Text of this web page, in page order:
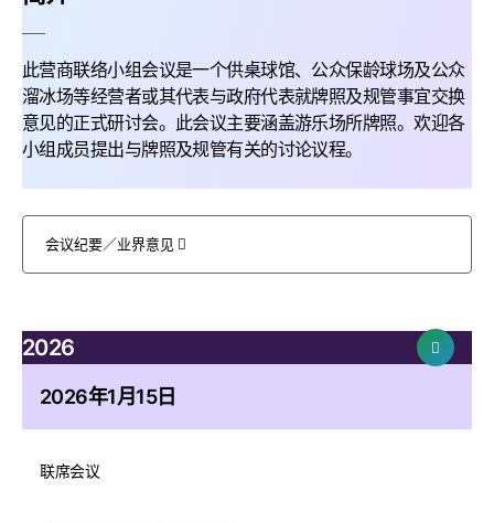
此营商联络小组会议是一个供桌球馆、公众保龄球场及公众
溜冰场等经营者或其代表与政府代表就牌照及规管事宜交换
意见的正式研讨会。此会议主要涵盖游乐场所牌照。欢迎各
小组成员提出与牌照及规管有关的讨论议程。
会议纪要／业界意见
2026
2026年1月15日
联席会议